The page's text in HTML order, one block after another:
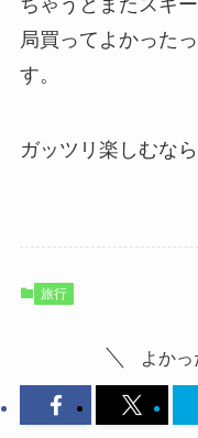
ちゃうとまたスキ
局買ってよかった
す。
ガッツリ楽しむな
旅行
よかっ